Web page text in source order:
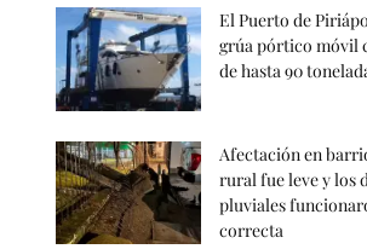
El Puerto de
grúa pórtico móvil
de hasta 90
Afectación en
rural fue leve y los
pluviales
correcta